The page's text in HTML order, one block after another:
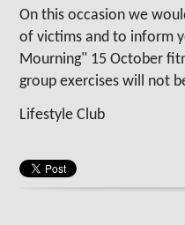
On this occasion we
of victims and to inform
Mourning" 15 October
group exercises will not
Lifestyle Club